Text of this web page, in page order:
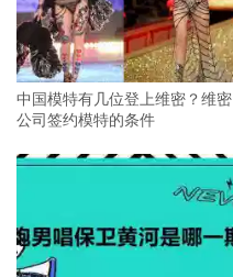
中国模特有几位登上维密？维密
公司签约模特的条件